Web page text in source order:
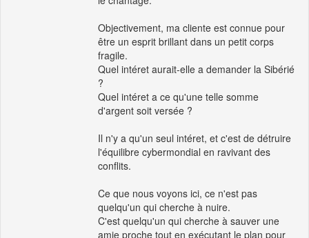
Objectivement, ma cliente est connue pour
être un esprit brillant dans un petit corps
fragile.
Quel intéret aurait-elle a demander la Sibérié
?
Quel intéret a ce qu'une telle somme
d'argent soit versée ?
Il n'y a qu'un seul intéret, et c'est de détruire
l'équilibre cybermondial en ravivant des
conflits.
Ce que nous voyons ici, ce n'est pas
quelqu'un qui cherche à nuire.
C'est quelqu'un qui cherche à sauver une
amie proche tout en exécutant le plan pour